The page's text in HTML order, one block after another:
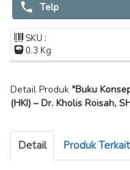
Telp
SKU :
0.3 Kg
Detail Produk "Buku
(HKI) – Dr. Kholis Roisah,
Detail Produk Terkait